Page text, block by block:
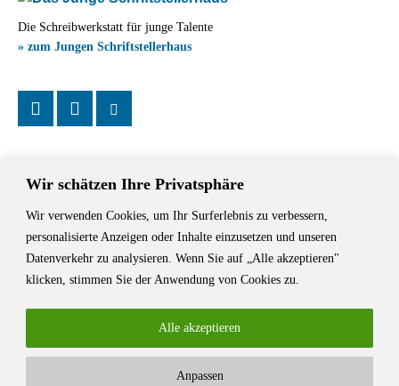
Wir schätzen Ihre Privatsphäre
Wir verwenden Cookies, um Ihr Surferlebnis zu verbessern,
personalisierte Anzeigen oder Inhalte einzusetzen und unseren
Datenverkehr zu analysieren. Wenn Sie auf „Alle akzeptieren"
klicken, stimmen Sie der Anwendung von Cookies zu.
Anpassen
Alle akzeptieren
Die Schreibwerkstatt für junge Talente
» zum Jungen Schriftstellerhaus
Das Schriftstellerhaus ist ein beliebter Treffpunkt für Autorinnen und
Autoren aus Stuttgart und der Region sowie ein Veranstaltungsort für
Lesungen, Tagungen und Schreibwerkstätten.